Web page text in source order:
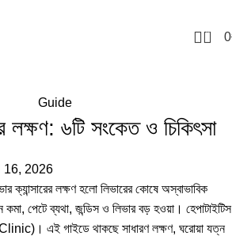
0 0
Guide
লক্ষণ: ৬টি সংকেত ও চিকিৎসা
16, 2026
ক্যান্সারের লক্ষণ হলো লিভারের কোষে অস্বাভাবিক
পেটে ব্যথা, জন্ডিস ও লিভার বড় হওয়া। হেপাটাইটিস
)। এই গাইডে থাকছে সাধারণ লক্ষণ, ঘরোয়া যত্ন